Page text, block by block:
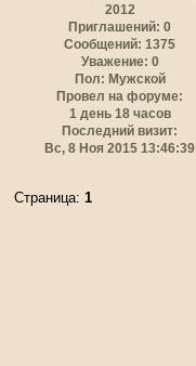
2012
Приглашений: 0
Сообщений: 1375
Уважение: 0
Пол: Мужской
Провел на форуме:
1 день 18 часов
Последний визит:
Вс, 8 Ноя 2015 13:46:39
Страница: 1